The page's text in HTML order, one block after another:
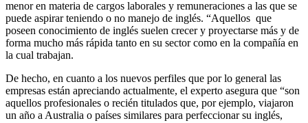
menor en materia de cargos laborales y remuneraciones a las que se
puede aspirar teniendo o no manejo de inglés. “Aquellos que
poseen conocimiento de inglés suelen crecer y proyectarse más y de
forma mucho más rápida tanto en su sector como en la compañía en
la cual trabajan.
De hecho, en cuanto a los nuevos perfiles que por lo general las
empresas están apreciando actualmente, el experto asegura que “son
aquellos profesionales o recién titulados que, por ejemplo, viajaron
un año a Australia o países similares para perfeccionar su inglés,